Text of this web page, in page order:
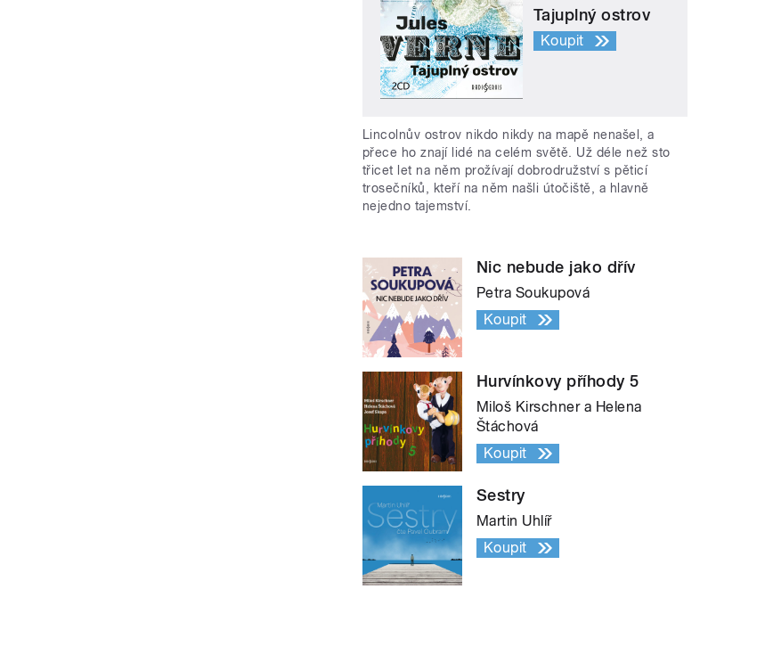
Tajuplný ostrov
Koupit
Lincolnův ostrov nikdo nikdy na mapě nenašel, a
přece ho znají lidé na celém světě. Už déle než sto
třicet let na něm prožívají dobrodružství s pěticí
trosečníků, kteří na něm našli útočiště, a hlavně
nejedno tajemství.
Nic nebude jako dřív
Petra Soukupová
Koupit
Hurvínkovy příhody 5
Miloš Kirschner a Helena
Štáchová
Koupit
Sestry
Martin Uhlíř
Koupit